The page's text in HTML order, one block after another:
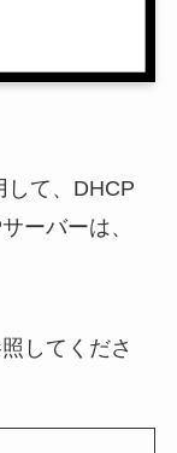
して、DHCP
ーバーは、
してくださ